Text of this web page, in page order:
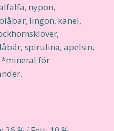
nypon,
lingon, kanel,
spirulina, apelsin,
*mineral för